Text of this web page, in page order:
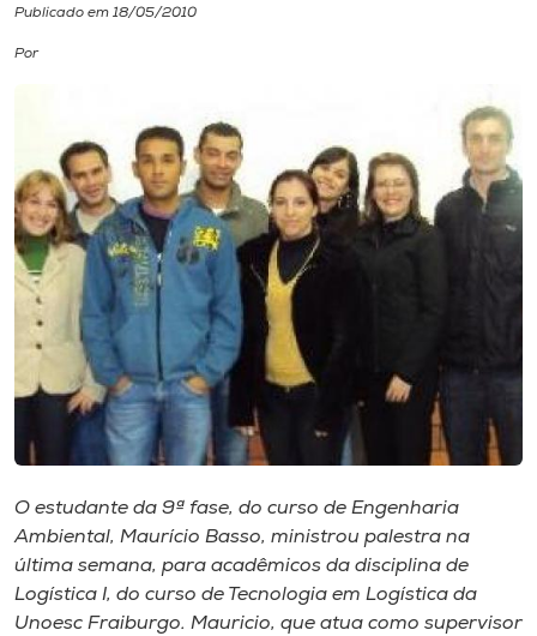
CPA
Biblioteca
Editora
Rádio
Museu
Unoesc
Store
Publicado em 18/05/2010
Por
O estudante da 9ª fase, do curso de Engenharia
Ambiental, Maurício Basso, ministrou palestra na
última semana, para acadêmicos da disciplina de
Logística I, do curso de Tecnologia em Logística da
Unoesc Fraiburgo. Mauricio, que atua como supervisor